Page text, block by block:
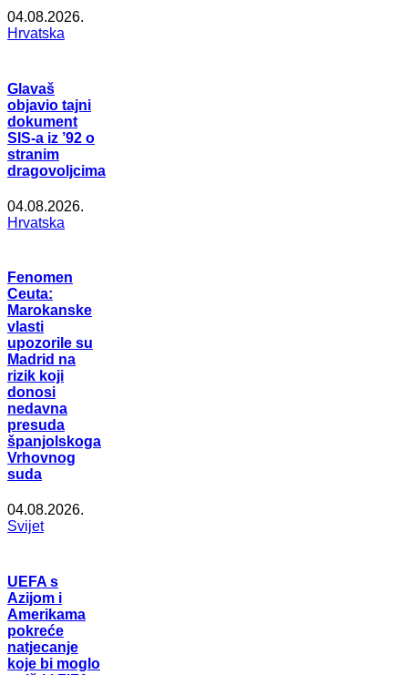
04.08.2026.
Hrvatska
Glavaš
objavio tajni
dokument
SIS-a iz ’92 o
stranim
dragovoljcima
04.08.2026.
Hrvatska
Fenomen
Ceuta:
Marokanske
vlasti
upozorile su
Madrid na
rizik koji
donosi
nedavna
presuda
španjolskoga
Vrhovnog
suda
04.08.2026.
Svijet
UEFA s
Azijom i
Amerikama
pokreće
natjecanje
koje bi moglo